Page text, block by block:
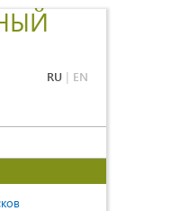
RU | EN